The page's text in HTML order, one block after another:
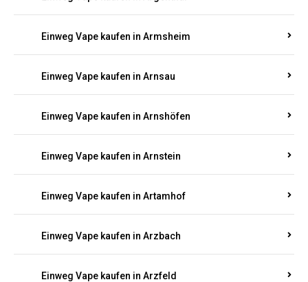
Einweg Vape kaufen in Armsheim
Einweg Vape kaufen in Arnsau
Einweg Vape kaufen in Arnshöfen
Einweg Vape kaufen in Arnstein
Einweg Vape kaufen in Artamhof
Einweg Vape kaufen in Arzbach
Einweg Vape kaufen in Arzfeld